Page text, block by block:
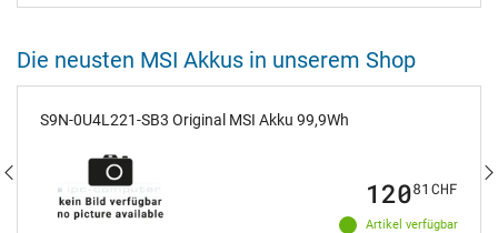
Die neusten MSI Akkus in unserem Shop
S9N-0U4L221-SB3 Original MSI Akku 99,9Wh
Artikel verfügbar
12081 CHF